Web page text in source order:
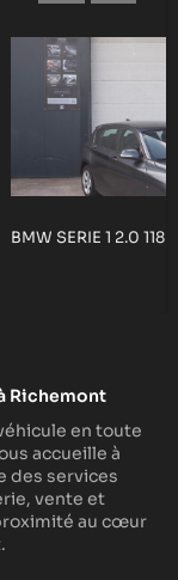
BMW SERIE 1 2.0 118
Richemont
en toute
accueille à
des services
vente et
au cœur